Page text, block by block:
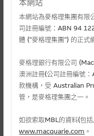
相關文件
相關上市文件
本網站
本網站為麥格理集團有
司註冊編號：ABN 94
體 (”麥格理集團”) 的正式
麥格理銀行有限公司
澳洲註冊(公司註冊編號
款機構，受 Australian
管，是麥格理集團之一。
如欲索取MBL的資料(包
www.macquarie.com 。